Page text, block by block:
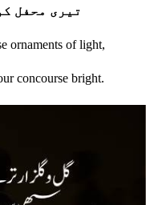
تیری محفل
ornaments of light,
concourse bright.